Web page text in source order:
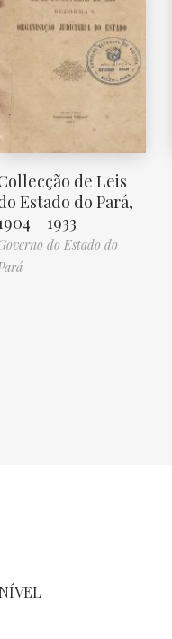
de Leis
Estado do Pará,
– 1933
do Estado do